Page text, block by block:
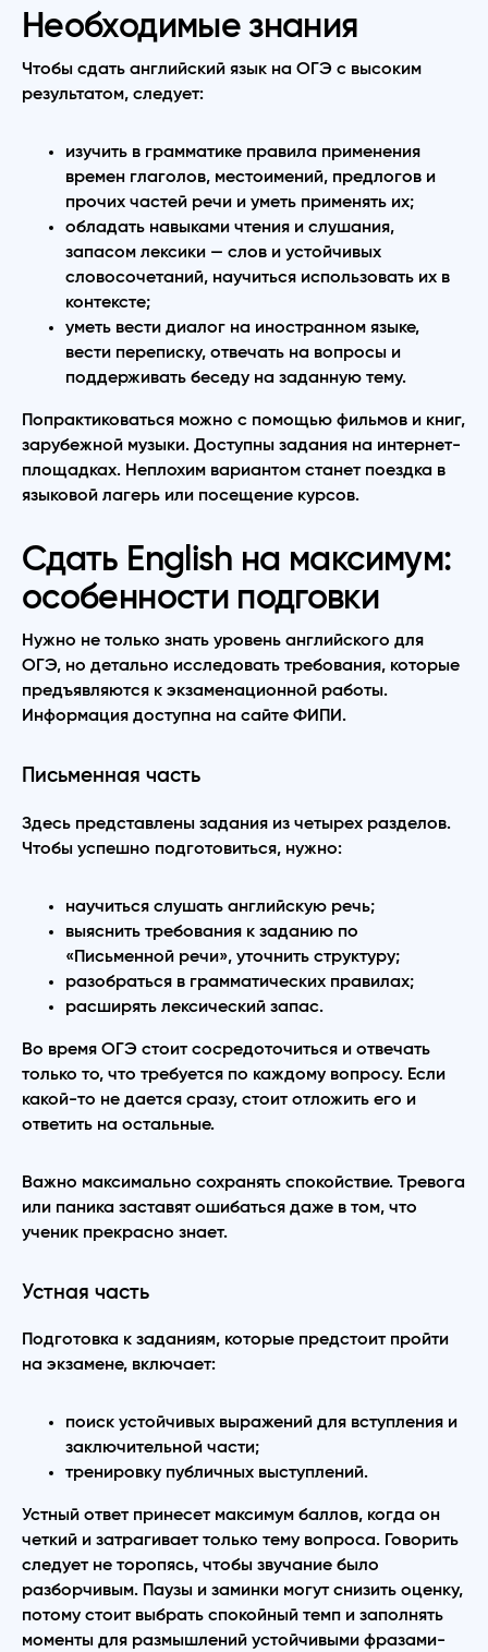
Необходимые знания
Чтобы сдать английский язык на ОГЭ с высоким
результатом, следует:
изучить в грамматике правила применения
времен глаголов, местоимений, предлогов и
прочих частей речи и уметь применять их;
обладать навыками чтения и слушания,
запасом лексики — слов и устойчивых
словосочетаний, научиться использовать их в
контексте;
уметь вести диалог на иностранном языке,
вести переписку, отвечать на вопросы и
поддерживать беседу на заданную тему.
Попрактиковаться можно с помощью фильмов и книг,
зарубежной музыки. Доступны задания на интернет-
площадках. Неплохим вариантом станет поездка в
языковой лагерь или посещение курсов.
Сдать English на максимум:
особенности подговки
Нужно не только знать уровень английского для
ОГЭ, но детально исследовать требования, которые
предъявляются к экзаменационной работы.
Информация доступна на сайте ФИПИ.
Письменная часть
Здесь представлены задания из четырех разделов.
Чтобы успешно подготовиться, нужно:
научиться слушать английскую речь;
выяснить требования к заданию по
«Письменной речи», уточнить структуру;
разобраться в грамматических правилах;
расширять лексический запас.
Во время ОГЭ стоит сосредоточиться и отвечать
только то, что требуется по каждому вопросу. Если
какой-то не дается сразу, стоит отложить его и
ответить на остальные.
Важно максимально сохранять спокойствие. Тревога
или паника заставят ошибаться даже в том, что
ученик прекрасно знает.
Устная часть
Подготовка к заданиям, которые предстоит пройти
на экзамене, включает:
поиск устойчивых выражений для вступления и
заключительной части;
тренировку публичных выступлений.
Устный ответ принесет максимум баллов, когда он
четкий и затрагивает только тему вопроса. Говорить
следует не торопясь, чтобы звучание было
разборчивым. Паузы и заминки могут снизить оценку,
потому стоит выбрать спокойный темп и заполнять
моменты для размышлений устойчивыми фразами-